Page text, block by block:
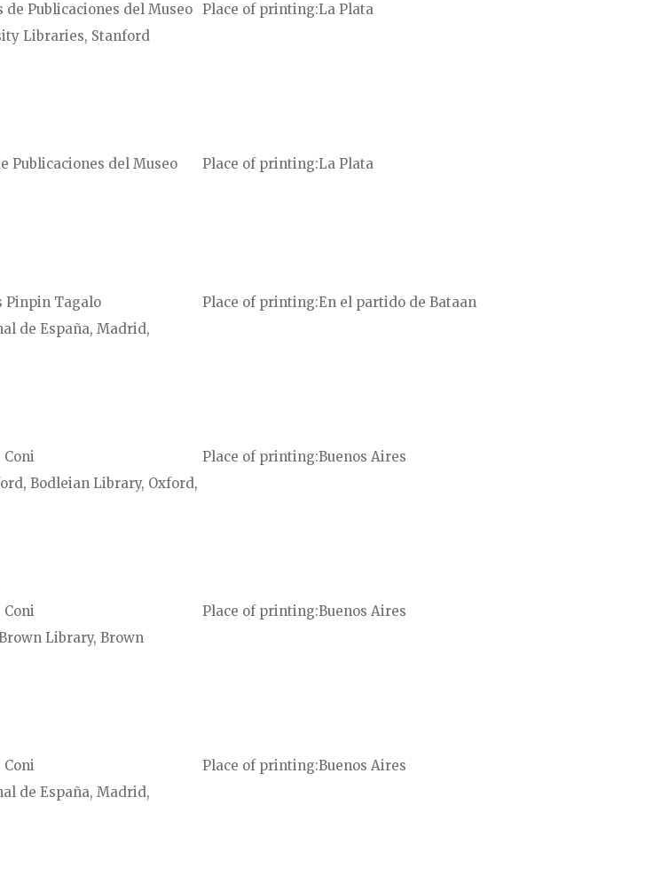
de Publicaciones del Museo Place of printing La Plata
Libraries, Stanford
Publicaciones del Museo Place of printing La Plata
Pinpin Tagalo Place of printing En el partido de Bataan
de España, Madrid,
Coni Place of printing Buenos Aires
Bodleian Library, Oxford,
Coni Place of printing Buenos Aires
Library, Brown
Coni Place of printing Buenos Aires
de España, Madrid,